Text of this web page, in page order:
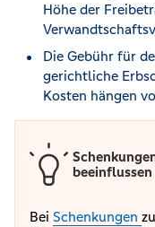
Höhe der
Die Gebühr für
gerichtliche
Kosten hängen
beeinflussen
Bei Schenkungen